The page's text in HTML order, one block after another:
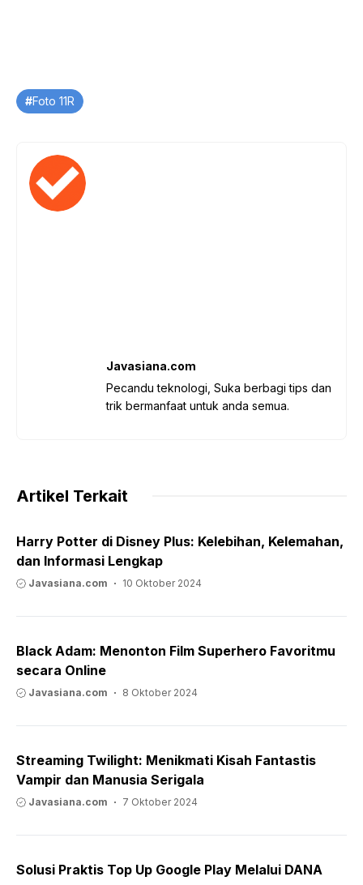
TagFoto 11R
Javasiana.com
Pecandu teknologi, Suka berbagi tips dan
trik bermanfaat untuk anda semua.
Artikel Terkait
Harry Potter di Disney Plus: Kelebihan, Kelemahan,
dan Informasi Lengkap
Javasiana.com 10 Oktober 2024
Black Adam: Menonton Film Superhero Favoritmu
secara Online
Javasiana.com 8 Oktober 2024
Streaming Twilight: Menikmati Kisah Fantastis
Vampir dan Manusia Serigala
Javasiana.com 7 Oktober 2024
Solusi Praktis Top Up Google Play Melalui DANA